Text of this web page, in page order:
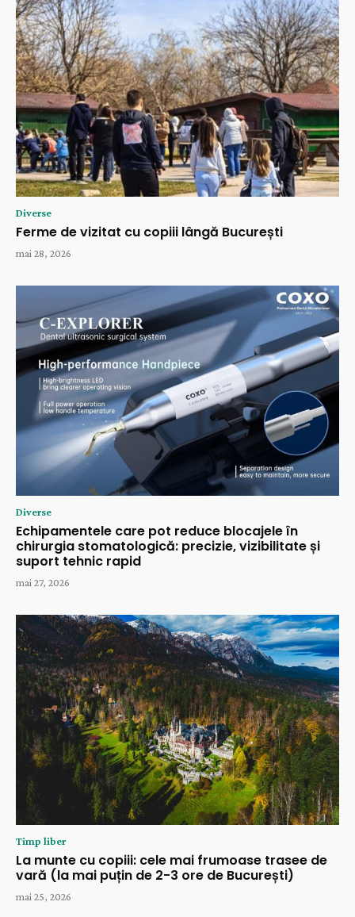
Diverse
Ferme de vizitat cu copiii lângă București
mai 28, 2026
Diverse
Echipamentele care pot reduce blocajele în
chirurgia stomatologică: precizie, vizibilitate și
suport tehnic rapid
mai 27, 2026
Timp liber
La munte cu copiii: cele mai frumoase trasee de
vară (la mai puțin de 2-3 ore de București)
mai 25, 2026